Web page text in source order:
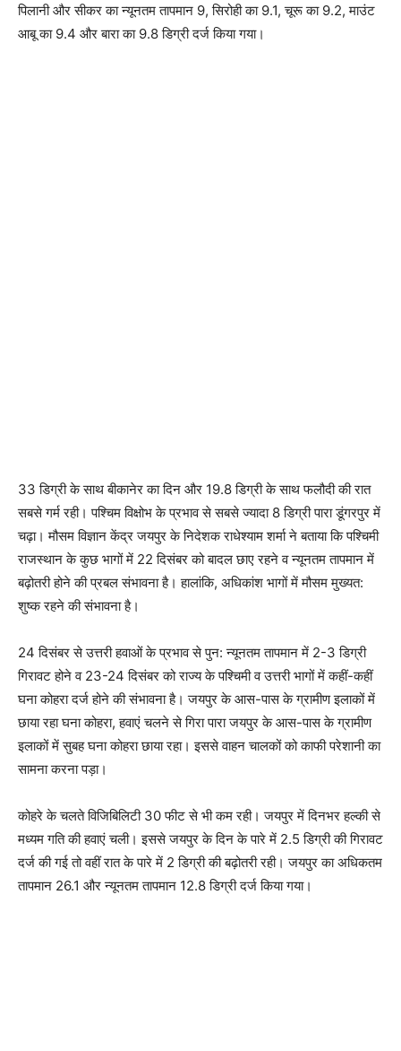
पिलानी और सीकर का न्यूनतम तापमान 9, सिरोही का 9.1, चूरू का 9.2, माउंट
आबू का 9.4 और बारा का 9.8 डिग्री दर्ज किया गया।
33 डिग्री के साथ बीकानेर का दिन और 19.8 डिग्री के साथ फलौदी की रात
सबसे गर्म रही। पश्चिम विक्षोभ के प्रभाव से सबसे ज्यादा 8 डिग्री पारा डूंगरपुर में
चढ़ा। मौसम विज्ञान केंद्र जयपुर के निदेशक राधेश्याम शर्मा ने बताया कि पश्चिमी
राजस्थान के कुछ भागों में 22 दिसंबर को बादल छाए रहने व न्यूनतम तापमान में
बढ़ोतरी होने की प्रबल संभावना है। हालांकि, अधिकांश भागों में मौसम मुख्यत:
शुष्क रहने की संभावना है।
24 दिसंबर से उत्तरी हवाओं के प्रभाव से पुन: न्यूनतम तापमान में 2-3 डिग्री
गिरावट होने व 23-24 दिसंबर को राज्य के पश्चिमी व उत्तरी भागों में कहीं-कहीं
घना कोहरा दर्ज होने की संभावना है। जयपुर के आस-पास के ग्रामीण इलाकों में
छाया रहा घना कोहरा, हवाएं चलने से गिरा पारा जयपुर के आस-पास के ग्रामीण
इलाकों में सुबह घना कोहरा छाया रहा। इससे वाहन चालकों को काफी परेशानी का
सामना करना पड़ा।
कोहरे के चलते विजिबिलिटी 30 फीट से भी कम रही। जयपुर में दिनभर हल्की से
मध्यम गति की हवाएं चली। इससे जयपुर के दिन के पारे में 2.5 डिग्री की गिरावट
दर्ज की गई तो वहीं रात के पारे में 2 डिग्री की बढ़ोतरी रही। जयपुर का अधिकतम
तापमान 26.1 और न्यूनतम तापमान 12.8 डिग्री दर्ज किया गया।